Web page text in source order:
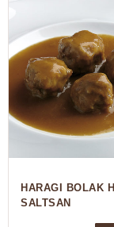
HARAGI BOLAK
SALTSAN